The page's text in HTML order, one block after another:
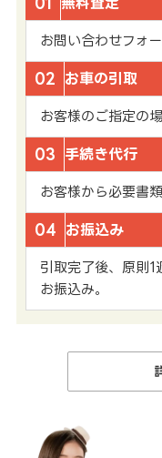
お問い合わせフォ
02 お車の引取
お客様のご指定の
03 手続き代行
お客様から必要書
04 お振込み
引取完了後、原則1
お振込み。